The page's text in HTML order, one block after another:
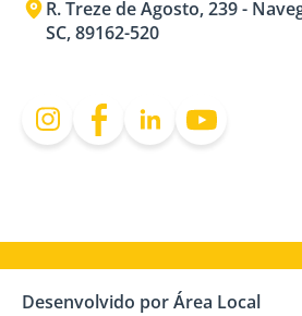
R. Treze de Agosto, 239 -
SC, 89162-520
Desenvolvido por Área Local